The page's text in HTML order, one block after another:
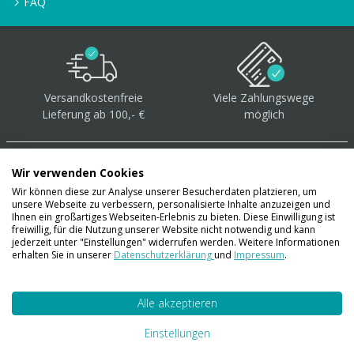
Versandkostenfreie
Lieferung ab 100,- €
Viele Zahlungswege
möglich
Über 40.000 Artikel auf
Lager
Wir verwenden Cookies
Wir können diese zur Analyse unserer Besucherdaten platzieren, um
unsere Webseite zu verbessern, personalisierte Inhalte anzuzeigen und
Ihnen ein großartiges Webseiten-Erlebnis zu bieten. Diese Einwilligung ist
freiwillig, für die Nutzung unserer Website nicht notwendig und kann
jederzeit unter "Einstellungen" widerrufen werden. Weitere Informationen
erhalten Sie in unserer Datenschutzerklärungund Impressum.
Alle akzeptieren
Einstellungen